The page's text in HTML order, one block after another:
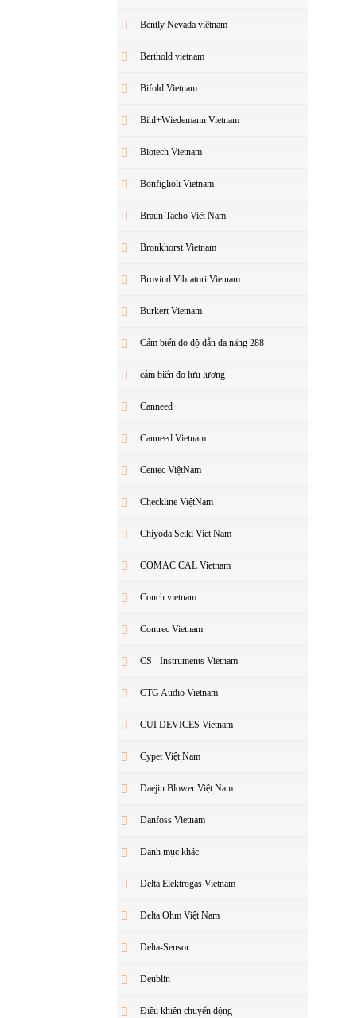
Bently Nevada việtnam
Berthold vietnam
Bifold Vietnam
Bihl+Wiedemann Vietnam
Biotech Vietnam
Bonfiglioli Vietnam
Braun Tacho Việt Nam
Bronkhorst Vietnam
Brovind Vibratori Vietnam
Burkert Vietnam
Cảm biến đo độ dẫn đa năng 288
cảm biến đo lưu lượng
Canneed
Canneed Vietnam
Centec ViệtNam
Checkline ViệtNam
Chiyoda Seiki Viet Nam
COMAC CAL Vietnam
Conch vietnam
Contrec Vietnam
CS - Instruments Vietnam
CTG Audio Vietnam
CUI DEVICES Vietnam
Cypet Việt Nam
Daejin Blower Việt Nam
Danfoss Vietnam
Danh mục khác
Delta Elektrogas Vietnam
Delta Ohm Việt Nam
Delta-Sensor
Deublin
Điều khiên chuyển động